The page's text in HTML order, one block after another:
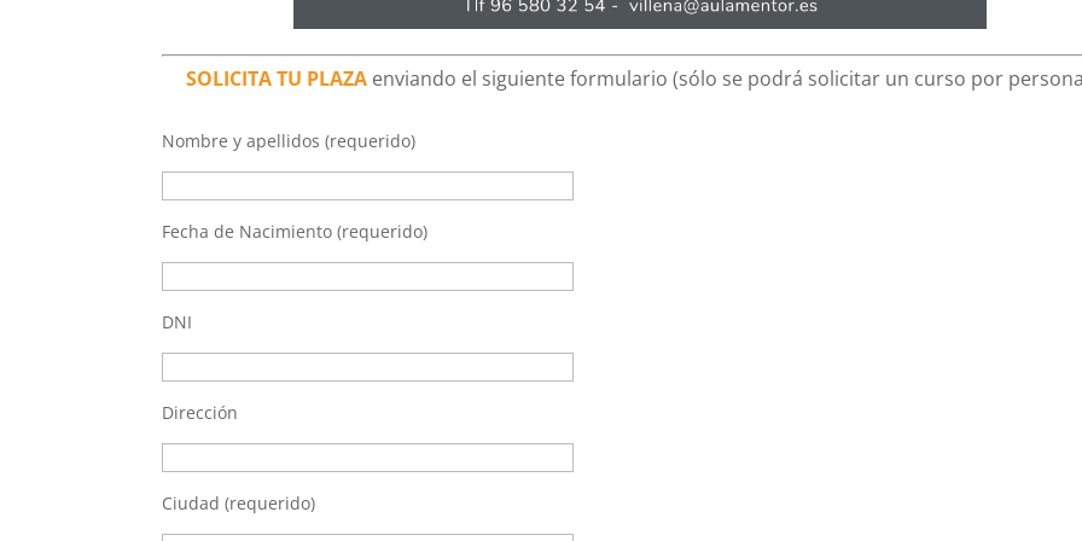
SOLICITA TU PLAZAenviando el siguiente formulario (sólo se podrá solicitar un curso por
Nombre y apellidos (requerido)
Fecha de Nacimiento (requerido)
DNI
Dirección
Ciudad (requerido)